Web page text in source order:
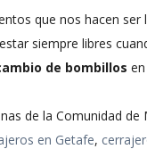
que nos hacen
siempre libres
de bombillos
de la Comunidad
en Getafe,